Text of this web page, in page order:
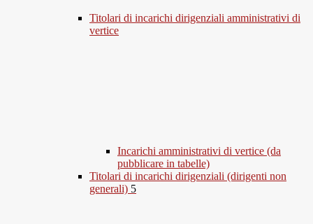
Titolari di incarichi dirigenziali amministrativi di
vertice
Incarichi amministrativi di vertice (da
pubblicare in tabelle)
Titolari di incarichi dirigenziali (dirigenti non
generali) 5